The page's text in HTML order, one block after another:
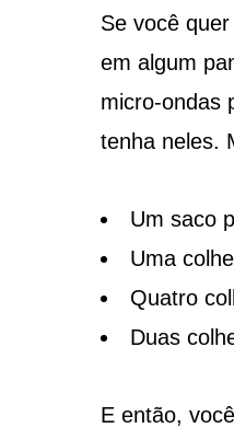
Se você
em algum
micro-ondas
tenha neles.
Um saco
Uma
Quatro
Duas
E então,